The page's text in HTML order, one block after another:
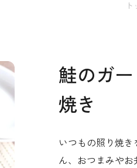
鮭のガ
焼き
いつもの照り焼
ん、おつまみや